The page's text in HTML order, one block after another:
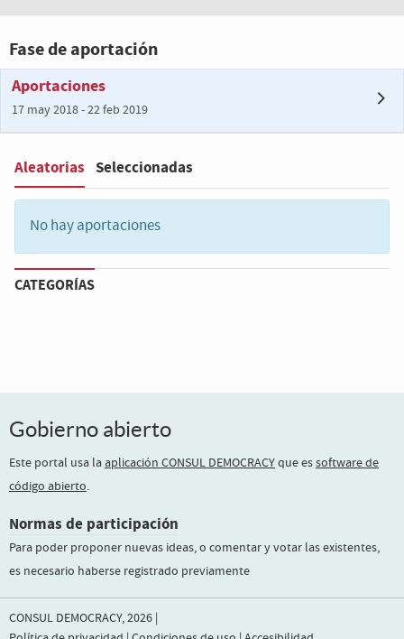
Fase de aportación
Aportaciones
17 may 2018 - 22 feb 2019
Filter:
Aleatorias Seleccionadas
No hay aportaciones
CATEGORÍAS
Gobierno abierto
Este portal usa la aplicación CONSUL DEMOCRACYque essoftware de
código abierto.
Normas de participación
Para poder proponer nuevas ideas, o comentar y votar las existentes,
es necesario haberse registrado previamente
CONSUL DEMOCRACY, 2026 |